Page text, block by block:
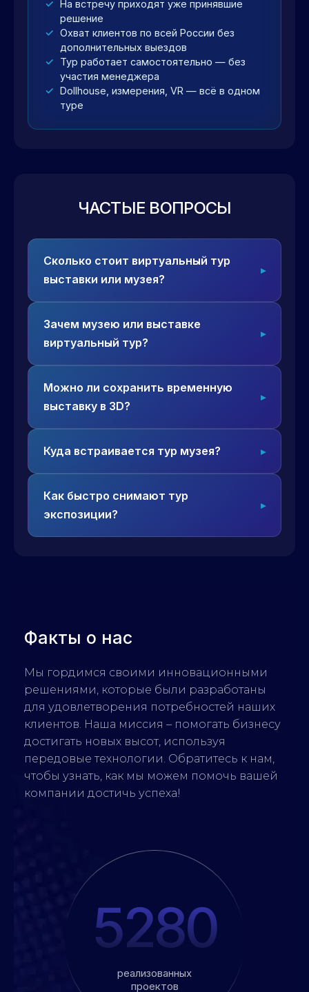
На встречу приходят уже принявшие
решение
Охват клиентов по всей России без
дополнительных выездов
Тур работает самостоятельно — без
участия менеджера
Dollhouse, измерения, VR — всё в одном
туре
ЧАСТЫЕ ВОПРОСЫ
Сколько стоит виртуальный тур
выставки или музея?
Зачем музею или выставке
виртуальный тур?
Можно ли сохранить временную
выставку в 3D?
Куда встраивается тур музея?
Как быстро снимают тур
экспозиции?
Факты о нас
Мы гордимся своими инновационными
решениями, которые были разработаны
для удовлетворения потребностей наших
клиентов. Наша миссия – помогать бизнесу
достигать новых высот, используя
передовые технологии. Обратитесь к нам,
чтобы узнать, как мы можем помочь вашей
компании достичь успеха!
реализованных
проектов
5280